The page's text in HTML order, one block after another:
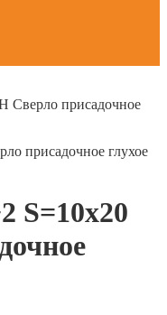
Сверло присадочное
присадочное глухое
S=10x20